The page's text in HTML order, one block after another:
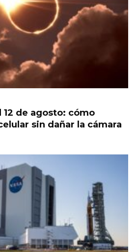
12 de agosto: cómo
sin dañar la cámara